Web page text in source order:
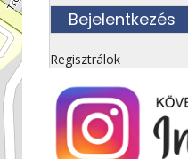
Regisztrálok